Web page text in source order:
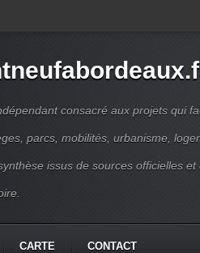
consacré aux projets qui
parcs, mobilités, urbanisme,
issus de sources officielles
CARTE CONTACT